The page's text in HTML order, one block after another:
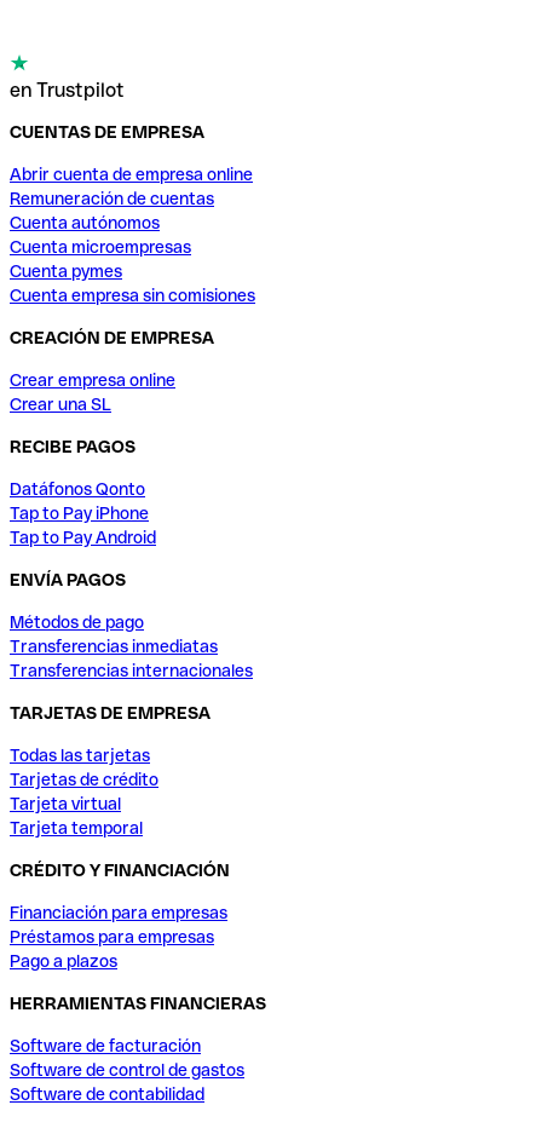
en Trustpilot
CUENTAS DE EMPRESA
Abrir cuenta de empresa online
Remuneración de cuentas
Cuenta autónomos
Cuenta microempresas
Cuenta pymes
Cuenta empresa sin comisiones
CREACIÓN DE EMPRESA
Crear empresa online
Crear una SL
RECIBE PAGOS
Datáfonos Qonto
Tap to Pay iPhone
Tap to Pay Android
ENVÍA PAGOS
Métodos de pago
Transferencias inmediatas
Transferencias internacionales
TARJETAS DE EMPRESA
Todas las tarjetas
Tarjetas de crédito
Tarjeta virtual
Tarjeta temporal
CRÉDITO Y FINANCIACIÓN
Financiación para empresas
Préstamos para empresas
Pago a plazos
HERRAMIENTAS FINANCIERAS
Software de facturación
Software de control de gastos
Software de contabilidad